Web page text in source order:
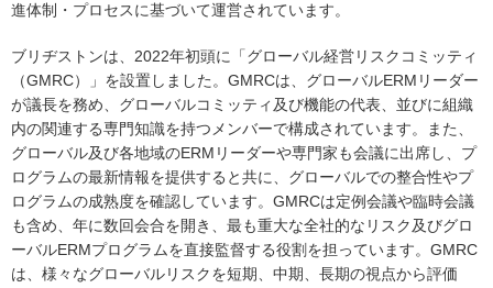
進体制・プロセスに基づいて運営されています。
ブリヂストンは、2022年初頭に「グローバル経営リスクコミッティ
（GMRC）」を設置しました。GMRCは、グローバルERMリーダー
が議長を務め、グローバルコミッティ及び機能の代表、並びに組織
内の関連する専門知識を持つメンバーで構成されています。また、
グローバル及び各地域のERMリーダーや専門家も会議に出席し、プ
ログラムの最新情報を提供すると共に、グローバルでの整合性やプ
ログラムの成熟度を確認しています。GMRCは定例会議や臨時会議
も含め、年に数回会合を開き、最も重大な全社的なリスク及びグロ
ーバルERMプログラムを直接監督する役割を担っています。GMRC
は、様々なグローバルリスクを短期、中期、長期の視点から評価